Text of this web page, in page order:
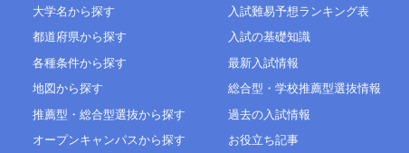
大学名から探す
都道府県から探す
各種条件から探す
地図から探す
推薦型・総合型選抜から探す
オープンキャンパスから探す
入試難易予想ランキング表
入試の基礎知識
最新入試情報
総合型・学校推薦型選抜情報
過去の入試情報
お役立ち記事